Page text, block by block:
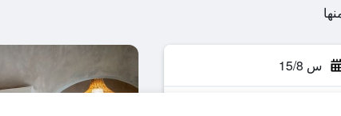
س 15/8